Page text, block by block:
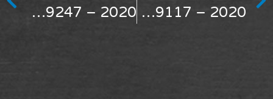
2020 – 210429117
2020 – 210429247